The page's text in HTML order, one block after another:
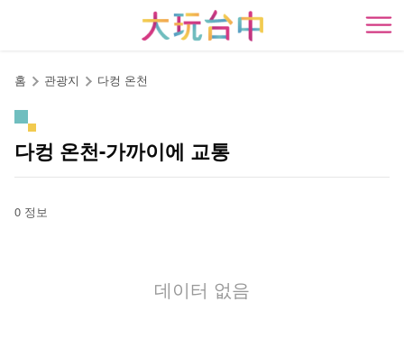
開
홈 관광지 다컹 온천
다컹 온천-가까이에 교통
0 정보
데이터 없음